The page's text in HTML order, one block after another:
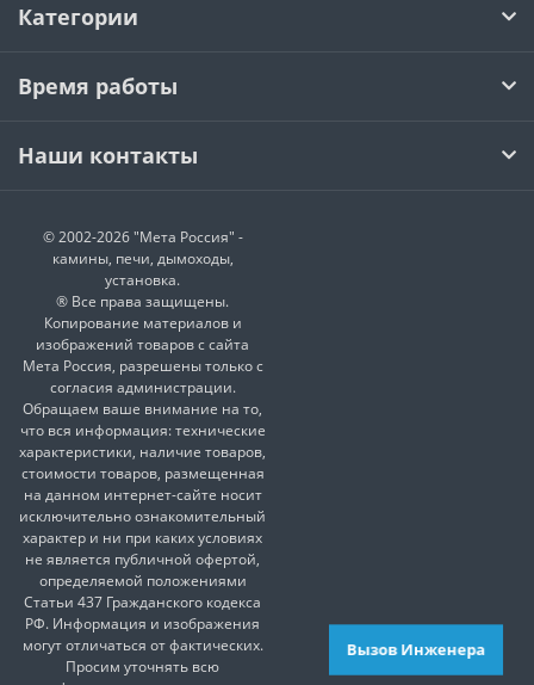
Категории
Время работы
Наши контакты
© 2002-2026 "Мета Россия" -
камины, печи, дымоходы,
установка.
® Все права защищены.
Копирование материалов и
изображений товаров с сайта
Мета Россия, разрешены только с
согласия администрации.
Обращаем ваше внимание на то,
что вся информация: технические
характеристики, наличие товаров,
стоимости товаров, размещенная
на данном интернет-сайте носит
исключительно ознакомительный
характер и ни при каких условиях
не является публичной офертой,
определяемой положениями
Статьи 437 Гражданского кодекса
РФ. Информация и изображения
могут отличаться от фактических.
Просим уточнять всю
Вызов Инженера